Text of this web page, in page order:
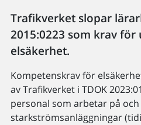
Trafikverket slopar
2015:0223 som krav för
elsäkerhet.
Kompetenskrav för
av Trafikverket i TDOK
personal som arbetar på
starkströmsanläggningar